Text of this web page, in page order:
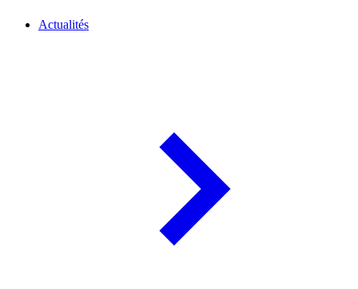
Actualités